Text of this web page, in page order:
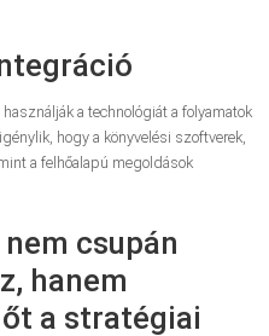
a technológiát a folyamatok
hogy a könyvelési szoftverek,
a felhőalapú megoldások
csupán
hanem
a stratégiai